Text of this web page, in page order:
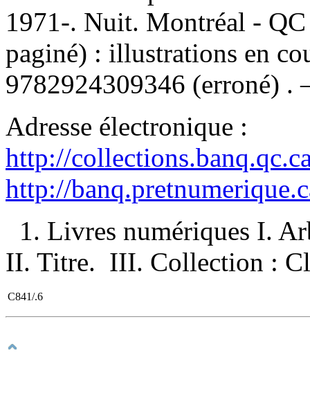
1971-. Nuit. Montréal -
paginé) : illustrations en
9782924309346 (erroné)
Adresse électronique :
http://
http://
1. Livres numériques I.
II. Titre. III. Collection :
C841/.6